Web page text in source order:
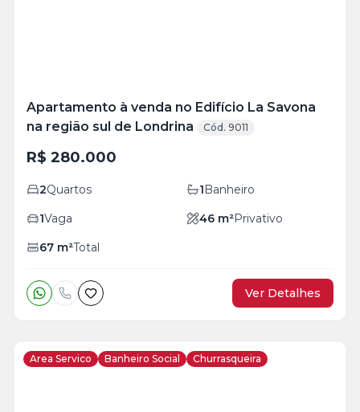
Apartamento à venda no Edifício La Savona
na região sul de Londrina
Cód. 9011
R$ 280.000
2Quartos 1Banheiro
1Vaga 46 m²Privativo
67 m²Total
Ver Detalhes
Area Servico Banheiro Social Churrasqueira